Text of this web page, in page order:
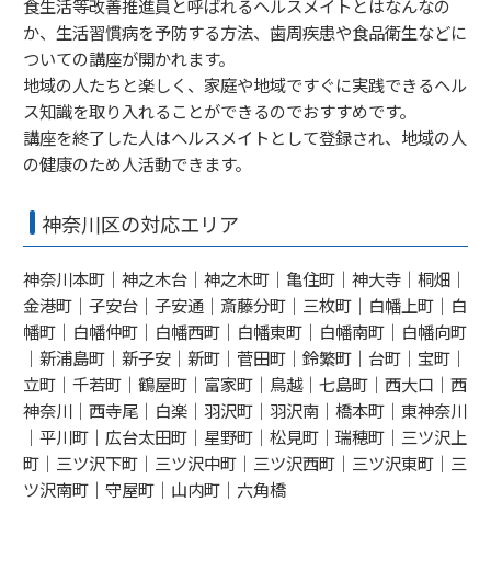
食生活等改善推進員と呼ばれるヘルスメイトとはなんなの
か、生活習慣病を予防する方法、歯周疾患や食品衛生などに
ついての講座が開かれます。
地域の人たちと楽しく、家庭や地域ですぐに実践できるヘル
ス知識を取り入れることができるのでおすすめです。
講座を終了した人はヘルスメイトとして登録され、地域の人
の健康のため人活動できます。
神奈川区の対応エリア
神奈川本町｜神之木台｜神之木町｜亀住町｜神大寺｜桐畑｜
金港町｜子安台｜子安通｜斎藤分町｜三枚町｜白幡上町｜白
幡町｜白幡仲町｜白幡西町｜白幡東町｜白幡南町｜白幡向町
｜新浦島町｜新子安｜新町｜菅田町｜鈴繁町｜台町｜宝町｜
立町｜千若町｜鶴屋町｜富家町｜鳥越｜七島町｜西大口｜西
神奈川｜西寺尾｜白楽｜羽沢町｜羽沢南｜橋本町｜東神奈川
｜平川町｜広台太田町｜星野町｜松見町｜瑞穂町｜三ツ沢上
町｜三ツ沢下町｜三ツ沢中町｜三ツ沢西町｜三ツ沢東町｜三
ツ沢南町｜守屋町｜山内町｜六角橋